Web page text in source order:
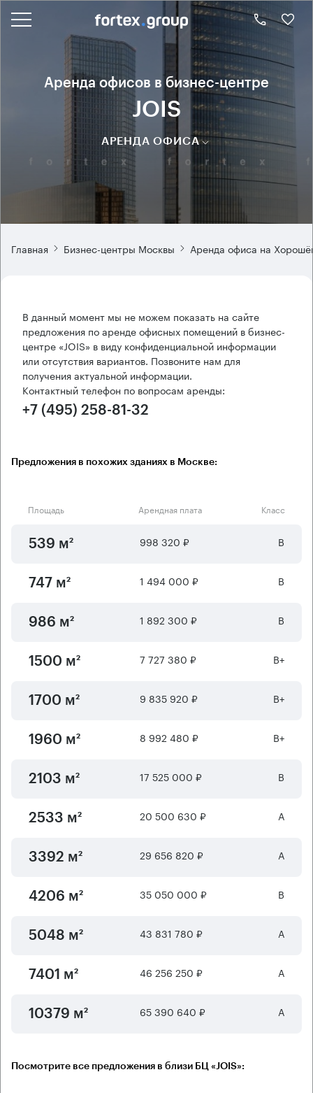
Аренда офисов в бизнес-центре
JOIS
АРЕНДА ОФИСА
Главная Бизнес-центры Москвы Аренда офиса на
В данный момент мы не можем показать на сайте
предложения по аренде офисных помещений в бизнес-
центре «JOIS» в виду конфиденциальной информации
или отсутствия вариантов. Позвоните нам для
получения актуальной информации.
Контактный телефон по вопросам аренды:
+7 (495) 258-81-32
Предложения в похожих зданиях в Москве:
Площадь Арендная плата Класс
539 м² 998 320 ₽ B
747 м² 1 494 000 ₽ B
986 м² 1 892 300 ₽ B
1500 м² 7 727 380 ₽ B+
1700 м² 9 835 920 ₽ B+
1960 м² 8 992 480 ₽ B+
2103 м² 17 525 000 ₽ B
2533 м² 20 500 630 ₽ А
3392 м² 29 656 820 ₽ А
4206 м² 35 050 000 ₽ B
5048 м² 43 831 780 ₽ А
7401 м² 46 256 250 ₽ А
10379 м² 65 390 640 ₽ А
Посмотрите все предложения в близи БЦ «JOIS»: